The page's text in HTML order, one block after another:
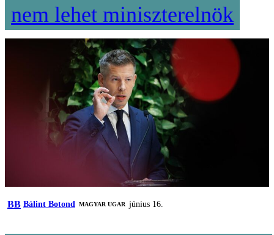
nem lehet miniszterelnök
BB Bálint Botond MAGYAR UGAR június 16.